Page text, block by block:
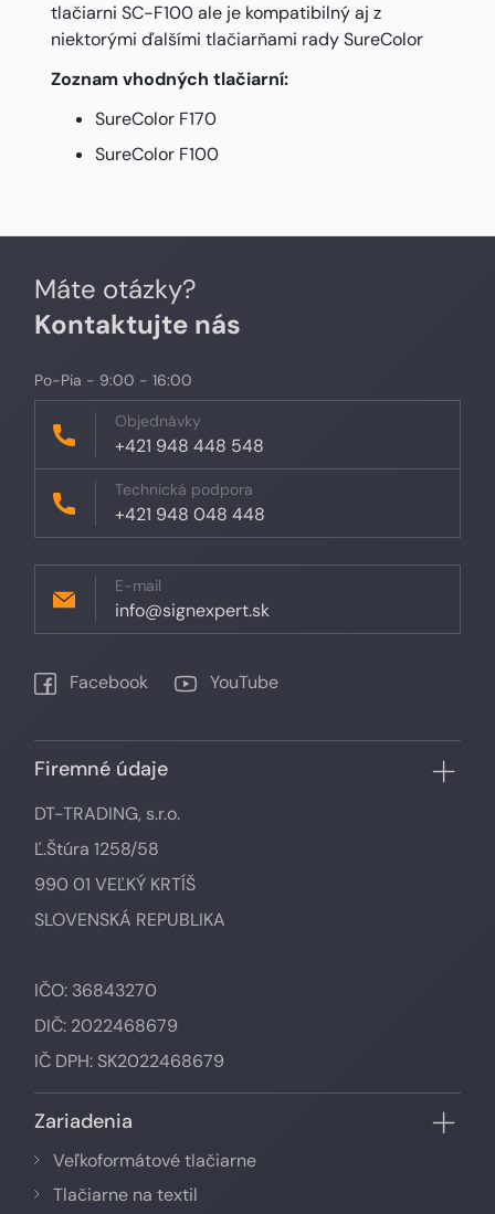
tlačiarni SC-F100 ale je kompatibilný aj z
niektorými ďalšími tlačiarňami rady SureColor
Zoznam vhodných tlačiarní:
SureColor F170
SureColor F100
Máte otázky?
Kontaktujte nás
Po-Pia - 9:00 - 16:00
Objednávky
+421 948 448 548
Technická podpora
+421 948 048 448
E-mail
info@signexpert.sk
Facebook YouTube
Firemné údaje
DT-TRADING, s.r.o.
Ľ.Štúra 1258/58
990 01 VEĽKÝ KRTÍŠ
SLOVENSKÁ REPUBLIKA
IČO: 36843270
DIČ: 2022468679
IČ DPH: SK2022468679
Zariadenia
Veľkoformátové tlačiarne
Tlačiarne na textil